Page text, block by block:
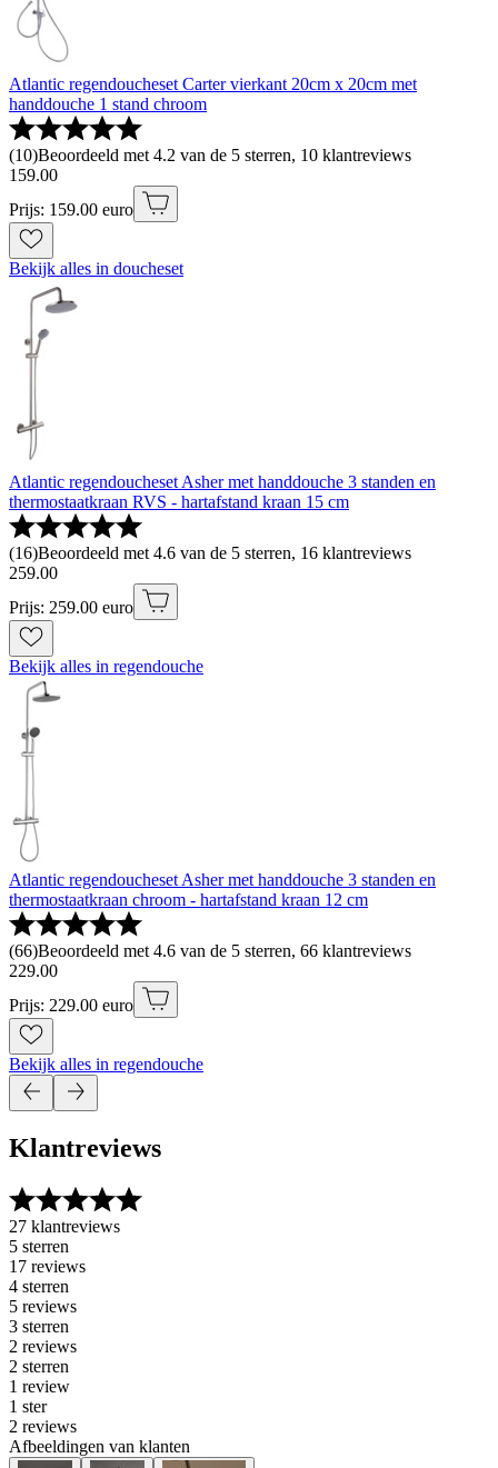
Atlantic regendoucheset Carter vierkant 20cm x 20cm met
handdouche 1 stand chroom
(10)Beoordeeld met 4.2 van de 5 sterren, 10 klantreviews
159.00
Prijs: 159.00 euro
Bekijk alles in doucheset
Atlantic regendoucheset Asher met handdouche 3 standen en
thermostaatkraan RVS - hartafstand kraan 15 cm
(16)Beoordeeld met 4.6 van de 5 sterren, 16 klantreviews
259.00
Prijs: 259.00 euro
Bekijk alles in regendouche
Atlantic regendoucheset Asher met handdouche 3 standen en
thermostaatkraan chroom - hartafstand kraan 12 cm
(66)Beoordeeld met 4.6 van de 5 sterren, 66 klantreviews
229.00
Prijs: 229.00 euro
Bekijk alles in regendouche
Klantreviews
27 klantreviews
5 sterren
17 reviews
4 sterren
5 reviews
3 sterren
2 reviews
2 sterren
1 review
1 ster
2 reviews
Afbeeldingen van klanten